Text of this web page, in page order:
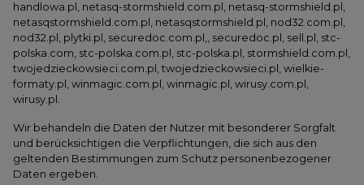
handlowa.pl, netasq-stormshield.com.pl, netasq-stormshield.pl,
netasqstormshield.com.pl, netasqstormshield.pl, nod32.com.pl,
nod32.pl, plytki.pl, securedoc.com.pl,, securedoc.pl, sell.pl, stc-
polska.com, stc-polska.com.pl, stc-polska.pl, stormshield.com.pl,
twojedzieckowsieci.com.pl, twojedzieckowsieci.pl, wielkie-
formaty.pl, winmagic.com.pl, winmagic.pl, wirusy.com.pl,
wirusy.pl.
Wir behandeln die Daten der Nutzer mit besonderer Sorgfalt
und berücksichtigen die Verpflichtungen, die sich aus den
geltenden Bestimmungen zum Schutz personenbezogener
Daten ergeben.